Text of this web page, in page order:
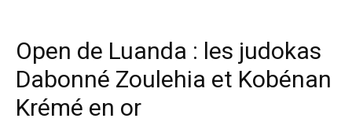
Open de Luanda : les judokas
Dabonné Zoulehia et Kobénan
Krémé en or